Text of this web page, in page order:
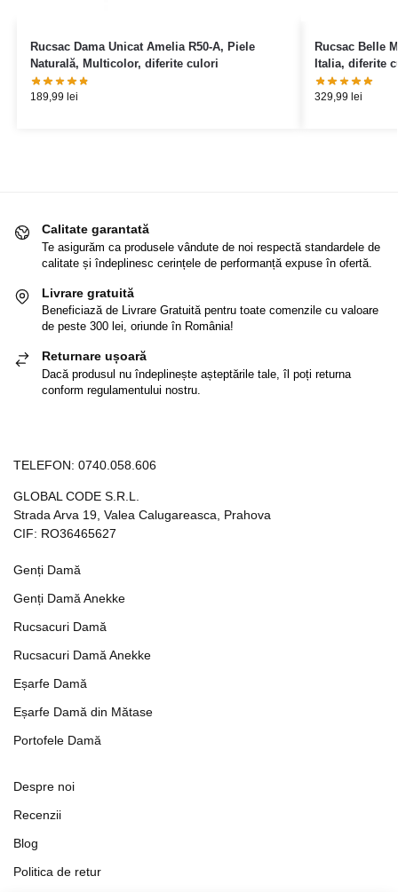
Rucsac Dama Unicat Amelia R50-A, Piele
Naturală, Multicolor, diferite culori
189,99 lei
Rucsac Belle
Italia, diferite
329,99 lei
Calitate garantată
Te asigurăm ca produsele vândute de noi respectă standardele de
calitate și îndeplinesc cerințele de performanță expuse în ofertă.
Livrare gratuită
Beneficiază de Livrare Gratuită pentru toate comenzile cu valoare
de peste 300 lei, oriunde în România!
Returnare ușoară
Dacă produsul nu îndeplinește așteptările tale, îl poți returna
conform regulamentului nostru.
TELEFON: 0740.058.606
GLOBAL CODE S.R.L.
Strada Arva 19, Valea Calugareasca, Prahova
CIF: RO36465627
Genți Damă
Genți Damă Anekke
Rucsacuri Damă
Rucsacuri Damă Anekke
Eșarfe Damă
Eșarfe Damă din Mătase
Portofele Damă
Despre noi
Recenzii
Blog
Politica de retur